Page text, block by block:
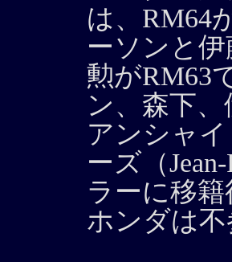
は、RM64
ーソンと
勲がRM63
ン、森下
アンシャイ
ーズ（
ラーに移
ホンダは